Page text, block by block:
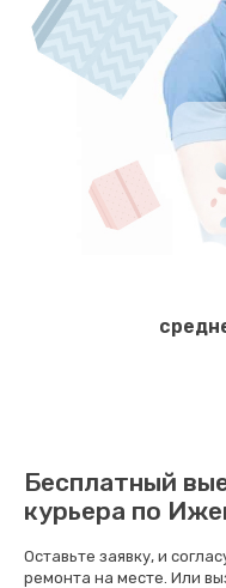
Бесплатный
курьера по
Оставьте заявку, и
ремонта на месте. Или